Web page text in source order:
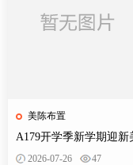
美陈布置
A179开学季新学期迎新
计素材校园活动布置KT
2026-07-26 47